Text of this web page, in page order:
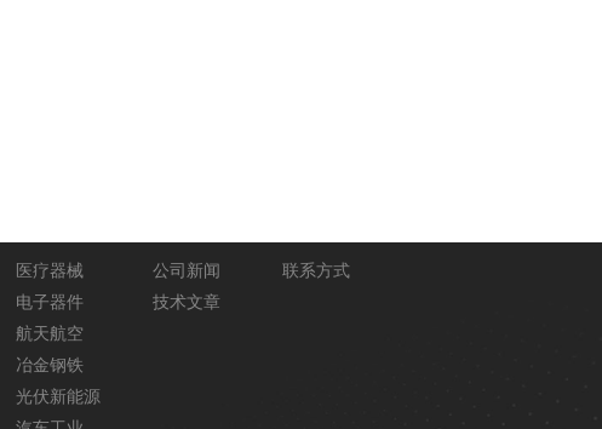
医疗器械
电子器件
航天航空
冶金钢铁
光伏新能源
公司新闻
技术文章
联系方式